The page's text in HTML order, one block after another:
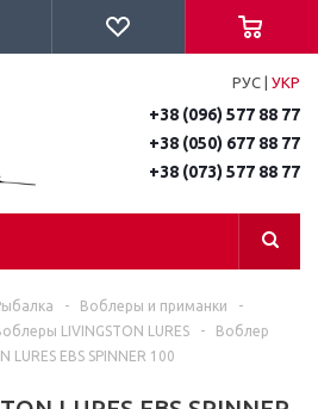
РУС УКР
+38 (096) 577 88 77
+38 (050) 677 88 77
+38 (073) 577 88 77
- Воблеры и приманки
-
LIVINGSTON LURES -
Воблер
LURES EBS SPINNER 100